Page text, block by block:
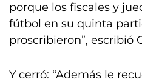
porque los fiscales y
fútbol en su quinta
proscribieron”, escribió
Y cerró: “Además le